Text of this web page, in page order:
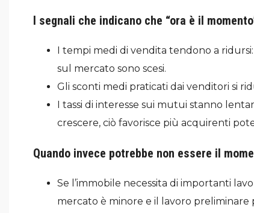
I segnali che indicano che “ora è il
I tempi medi di vendita tendono a
sul mercato sono scesi.
Gli sconti medi praticati dai venditori si
I tassi di interesse sui mutui stanno
crescere, ciò favorisce più acquirenti
Quando invece potrebbe non essere il
Se l’immobile necessita di importanti
mercato è minore e il lavoro preliminare